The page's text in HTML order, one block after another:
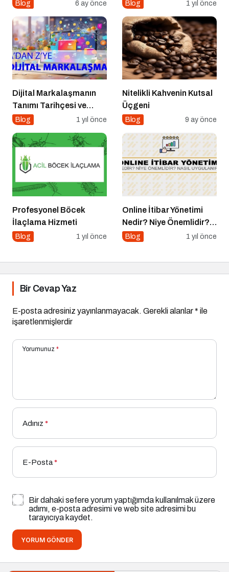
Blog 6 ay önce Blog 1 yıl önce
Dijital Markalaşmanın
Tanımı Tarihçesi ve
Önemi
Blog 1 yıl önce
Nitelikli Kahvenin Kutsal
Üçgeni
Blog 9 ay önce
Profesyonel Böcek
İlaçlama Hizmeti
Blog 1 yıl önce
Online İtibar Yönetimi
Nedir? Niye Önemlidir?
Online İtibar Yönetimi
Blog 1 yıl önce
Bir Cevap Yaz
E-posta adresiniz yayınlanmayacak. Gerekli alanlar* ile
işaretlenmişlerdir
Yorumunuz *
Adınız *
E-Posta*
Bir dahaki sefere yorum yaptığımda kullanılmak üzere
adımı, e-posta adresimi ve web site adresimi bu
tarayıcıya kaydet.
YORUM GÖNDER